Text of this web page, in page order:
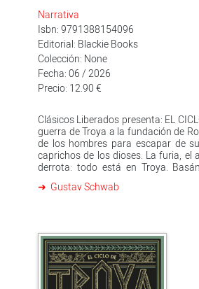
Narrativa
Isbn: 9791388154096
Editorial: Blackie Books
Colección: None
Fecha: 06 / 2026
Precio: 12.90 €
Clásicos Liberados presenta: EL
guerra de Troya a la fundación de
de los hombres para escapar de
caprichos de los dioses. La furia, el
derrota: todo está en Troya.
poemas menores y leyendas
batallas usando a los humanos
hombres luchan contra el destino,
saben perdida. La furia, el amor, la
todo está en Troya. Paris,
Helena, la mujer más hermosa del
Gustav Schwab